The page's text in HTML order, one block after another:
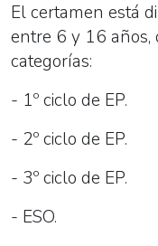
El certamen está
entre 6 y 16 años,
categorías:
- 1º ciclo de EP.
- 2º ciclo de EP.
- 3º ciclo de EP.
- ESO.